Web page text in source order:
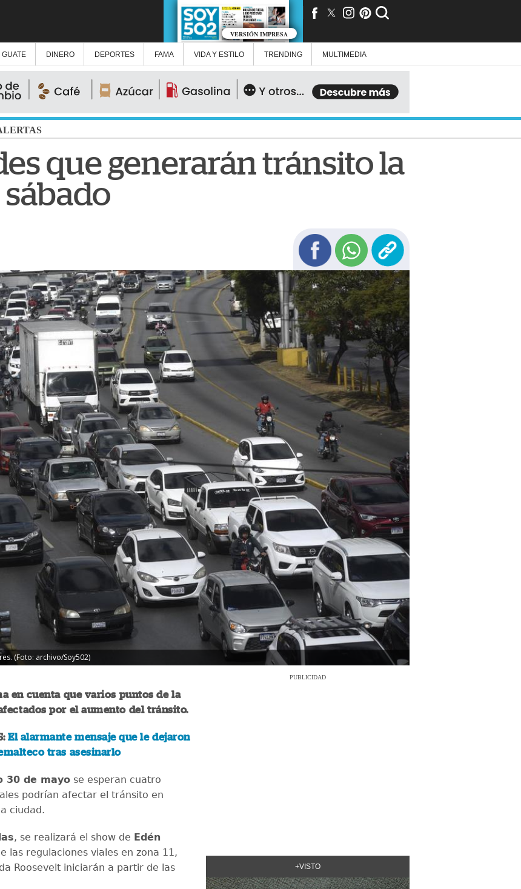
VERSIÓN IMPRESA
GUATE DINERO DEPORTES FAMA VIDA Y ESTILO TRENDING MULTIMEDIA
que generarán tránsito la
(Foto: archivo/Soy502)
en cuenta que varios puntos de la
por el aumento del tránsito.
El alarmante mensaje que le dejaron
tras asesinarlo
30 de mayo se esperan cuatro
podrían afectar el tránsito en
ciudad.
, se realizará el show de Edén
las regulaciones viales en zona 11,
Roosevelt iniciarán a partir de las
PUBLICIDAD
+VISTO